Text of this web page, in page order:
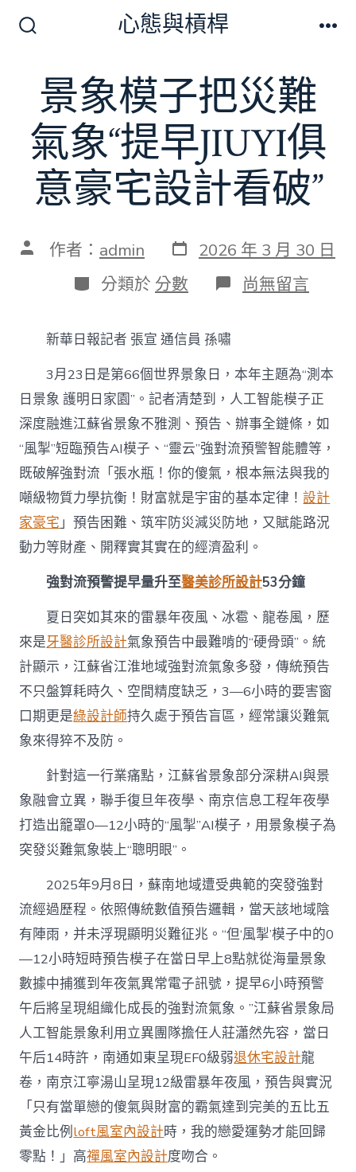
換
開
關
心態與槓桿
景象模子把災難
氣象“提早JIUYI俱
意豪宅設計看破”
文 作者： admin 發
表
日
期
2026 年 3 月 30 日
分
類
分類於 分數 在
〈景
把
災
難
氣
象
“提
早
JIUYI
俱
意
豪
宅
設
計
看
中
尚無留言
新華日報記者 張宣 通信員 孫嘯
3月23日是第66個世界景象日，本年主題為“測本
日景象 護明日家園”。記者清楚到，人工智能模子正
深度融進江蘇省景象不雅測、預告、辦事全鏈條，如
“風掣”短臨預告AI模子、“靈云”強對流預警智能體等，
既破解強對流「張水瓶！你的傻氣，根本無法與我的
噸級物質力學抗衡！財富就是宇宙的基本定律！設計
家豪宅」預告困難、筑牢防災減災防地，又賦能路況
動力等財產、開釋實其實在的經濟盈利。
強對流預警提早量升至醫美診所設計53分鐘
夏日突如其來的雷暴年夜風、冰雹、龍卷風，歷
來是牙醫診所設計氣象預告中最難啃的“硬骨頭”。統
計顯示， 江蘇省江淮地域強對流氣象多發，傳統預告
不只盤算耗時久、空間精度缺乏，3—6小時的要害窗
口期更是綠設計師持久處于預告盲區，經常讓災難氣
象來得猝不及防。
針對這一行業痛點， 江蘇省景象部分深耕AI與景
象融會立異，聯手復旦年夜學、南京信息工程年夜學
打造出籠罩0—12小時的“風掣”AI模子，用景象模子為
突發災難氣象裝上“聰明眼”。
2025年9月8日，蘇南地域遭受典範的突發強對
流經過歷程。依照傳統數值預告邏輯，當天該地域陰
有陣雨，并未浮現顯明災難征兆。“但‘風掣’模子中的0
—12小時短時預告模子在當日早上8點就從海量景象
數據中捕獲到年夜氣異常電子訊號，提早6小時預警
午后將呈現組織化成長的強對流氣象。”江蘇省景象局
人工智能景象利用立異團隊擔任人莊瀟然先容，當日
午后14時許，南通如東呈現EF0級弱退休宅設計龍
卷，南京江寧湯山呈現12級雷暴年夜風，預告與實況
「只有當單戀的傻氣與財富的霸氣達到完美的五比五
黃金比例loft風室內設計時，我的戀愛運勢才能回歸
零點！」高禪風室內設計度吻合。